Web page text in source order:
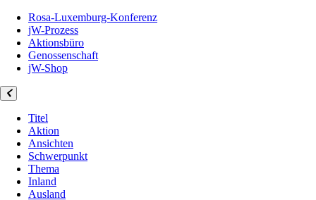
Rosa-Luxemburg-Konferenz
jW-Prozess
Aktionsbüro
Genossenschaft
jW-Shop
Titel
Aktion
Ansichten
Schwerpunkt
Thema
Inland
Ausland